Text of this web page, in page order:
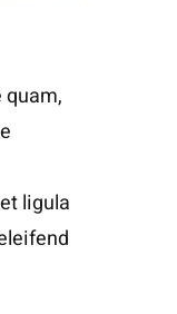
quam,
ligula